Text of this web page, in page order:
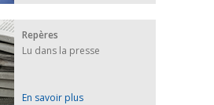
Repères
Lu dans la presse
En savoir plus